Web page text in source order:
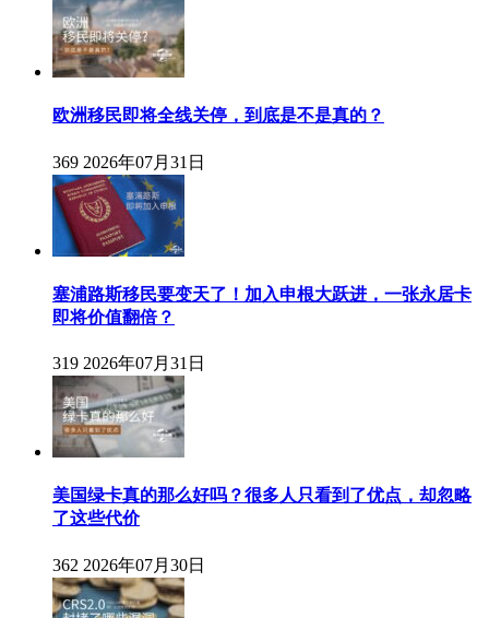
欧洲移民即将全线关停，到底是不是真的？
369 2026年07月31日
塞浦路斯移民要变天了！加入申根大跃进，一张永居卡
即将价值翻倍？
319 2026年07月31日
美国绿卡真的那么好吗？很多人只看到了优点，却忽略
了这些代价
362 2026年07月30日